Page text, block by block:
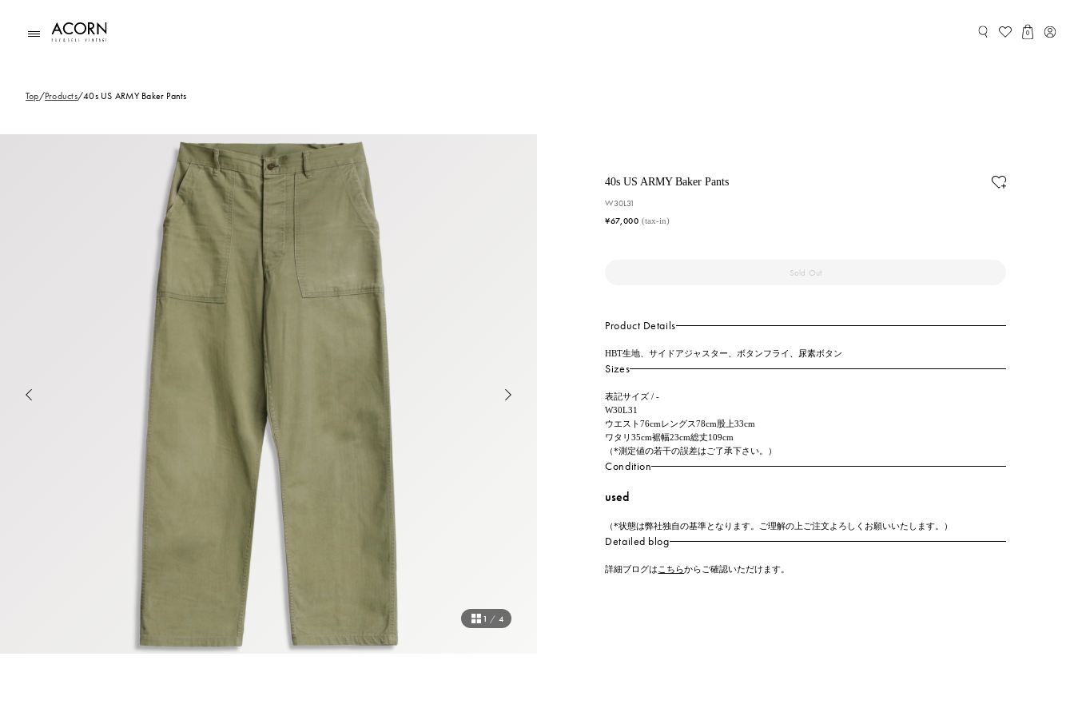
進む
0
Top/Products/40s US ARMY Baker Pants
1 / 4
40s US ARMY Baker Pants
W30L31
¥67,000 (tax-in)
Sold Out
Product Details
HBT生地、サイドアジャスター、ボタンフライ、尿素ボタン
Sizes
表記サイズ / -
W30L31
ウエスト76cmレングス78cm股上33cm
ワタリ35cm裾幅23cm総丈109cm
（*測定値の若干の誤差はご了承下さい。）
Condition
used
（*状態は弊社独自の基準となります。ご理解の上ご注文よろしくお願いいたします。）
Detailed blog
詳細ブログは こちらからご確認いただけます。